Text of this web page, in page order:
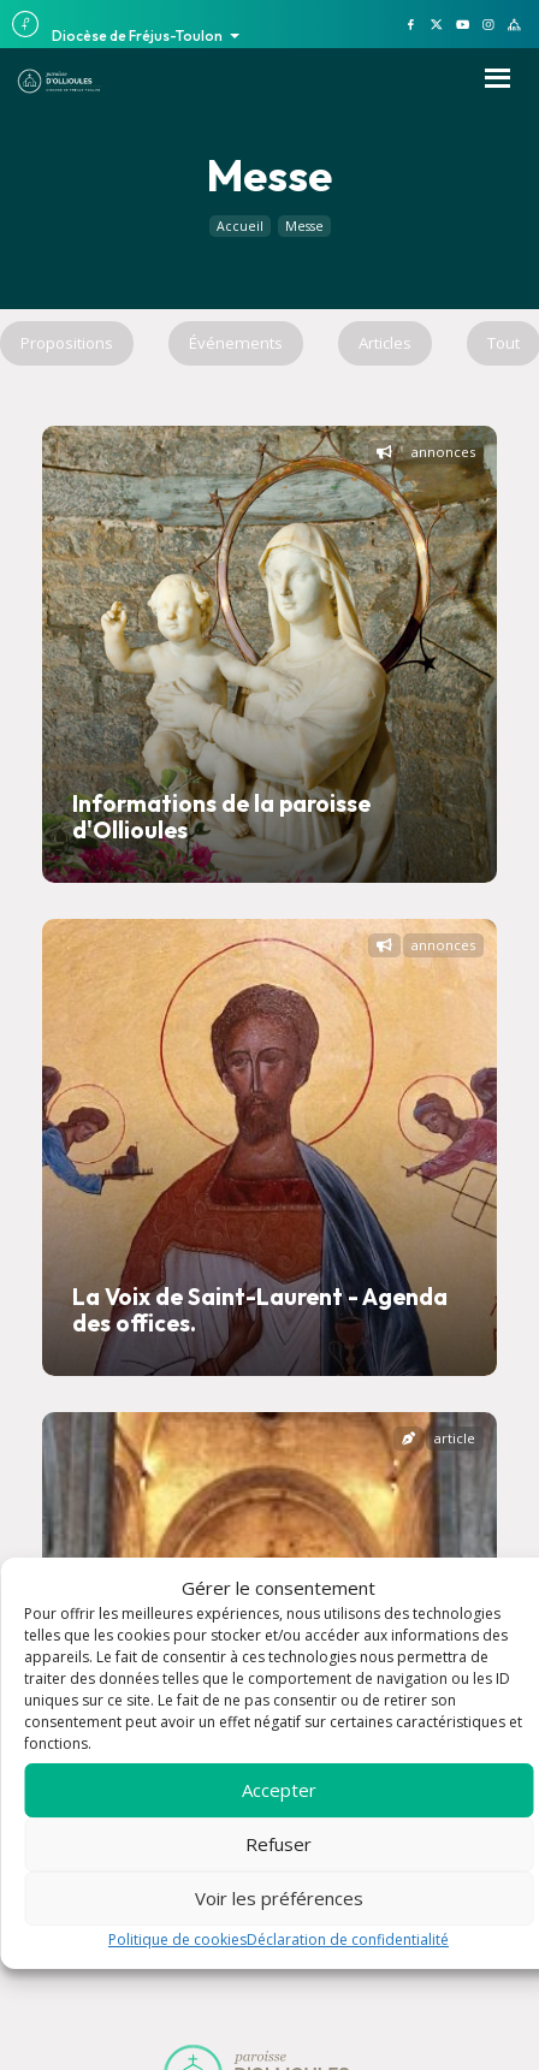
Diocèse de Fréjus-Toulon
Gérer le consentement
Pour offrir les meilleures expériences, nous utilisons des technologies
telles que les cookies pour stocker et/ou accéder aux informations des
appareils. Le fait de consentir à ces technologies nous permettra de
traiter des données telles que le comportement de navigation ou les ID
uniques sur ce site. Le fait de ne pas consentir ou de retirer son
consentement peut avoir un effet négatif sur certaines caractéristiques et
fonctions.
Accepter
Refuser
Voir les préférences
Politique de cookiesDéclaration de confidentialité
Messe
Accueil Messe
Propositions Événements Articles Tout
Informations de la paroisse
d'Ollioules
annonces
La Voix de Saint-Laurent - Agenda
des offices.
annonces
Renseignements pratiques
article